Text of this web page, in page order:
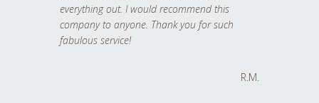
everything out. I would recommend this
company to anyone. Thank you for such
fabulous service!
R.M.